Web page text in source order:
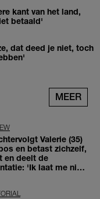
kant van het land,
betaald'
dat deed je niet, toch
MEER
Valerie (35)
en betast zichzelf,
en deelt de
'Ik laat me niet